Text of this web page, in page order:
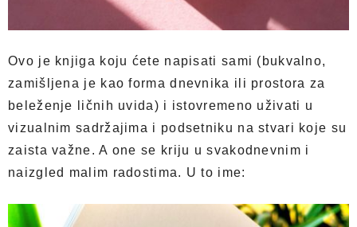
Ovo je knjiga koju ćete napisati sami (bukvalno,
zamišljena je kao forma dnevnika ili prostora za
beleženje ličnih uvida) i istovremeno uživati u
vizualnim sadržajima i podsetniku na stvari koje su
zaista važne. A one se kriju u svakodnevnim i
naizgled malim radostima. U to ime: